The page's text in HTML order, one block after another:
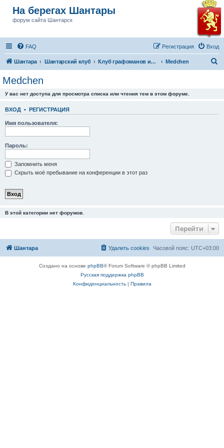
На берегах Шантары
форум сайта Шантарск
FAQ Вход
Регистрация
Шантара Шантарский клуб Клуб графоманов им Бушкова Medchen
Medchen
У вас нет доступа для просмотра списка или чтения тем в этом форуме.
ВХОД • РЕГИСТРАЦИЯ
Имя пользователя:
Пароль:
Запомнить меня
Скрыть моё пребывание на конференции в этот раз
В этой категории нет форумов.
Перейти
Шантара Часовой пояс: UTC+03:00
Удалить cookies
Создано на основе phpBB® Forum Software © phpBB Limited
Русская поддержка phpBB
Конфиденциальность| Правила